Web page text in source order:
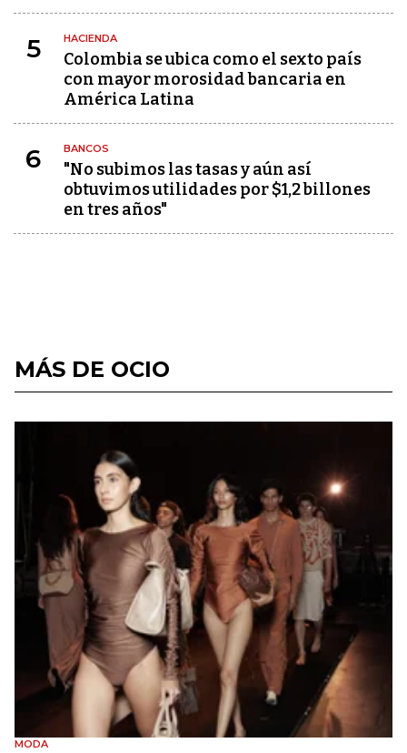
5 HACIENDA
Colombia se ubica como el sexto país
con mayor morosidad bancaria en
América Latina
6 BANCOS
"No subimos las tasas y aún así
obtuvimos utilidades por $1,2 billones
en tres años"
MÁS DE OCIO
MODA